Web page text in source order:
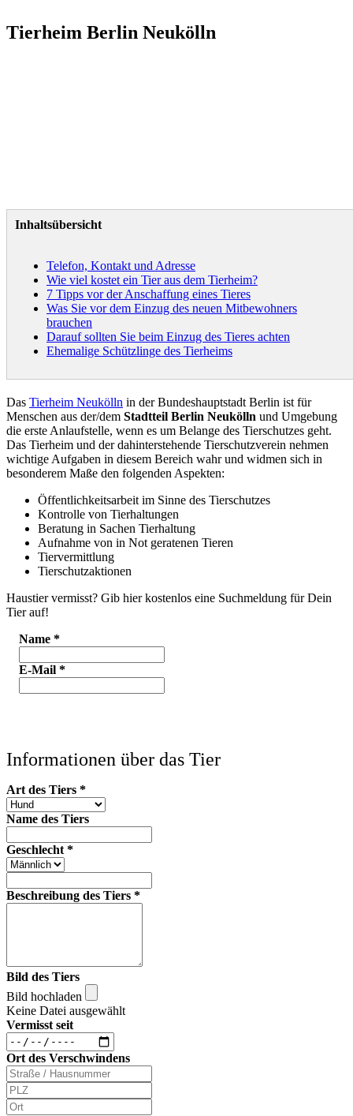
Tierheim Berlin Neukölln
Inhaltsübersicht
Telefon, Kontakt und Adresse
Wie viel kostet ein Tier aus dem Tierheim?
7 Tipps vor der Anschaffung eines Tieres
Was Sie vor dem Einzug des neuen Mitbewohners
brauchen
Darauf sollten Sie beim Einzug des Tieres achten
Ehemalige Schützlinge des Tierheims
Das Tierheim Neukölln in der Bundeshauptstadt Berlin ist für
Menschen aus der/dem Stadtteil Berlin Neukölln und Umgebung
die erste Anlaufstelle, wenn es um Belange des Tierschutzes geht.
Das Tierheim und der dahinterstehende Tierschutzverein nehmen
wichtige Aufgaben in diesem Bereich wahr und widmen sich in
besonderem Maße den folgenden Aspekten:
Öffentlichkeitsarbeit im Sinne des Tierschutzes
Kontrolle von Tierhaltungen
Beratung in Sachen Tierhaltung
Aufnahme von in Not geratenen Tieren
Tiervermittlung
Tierschutzaktionen
Haustier vermisst? Gib hier kostenlos eine Suchmeldung für Dein
Tier auf!
Name *
E-Mail *
Informationen über das Tier
Art des Tiers *
Name des Tiers
Geschlecht *
Beschreibung des Tiers *
Bild des Tiers
Bild hochladen
Keine Datei ausgewählt
Vermisst seit
Ort des Verschwindens